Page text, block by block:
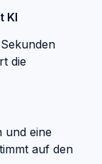
KI
die
und eine
auf den